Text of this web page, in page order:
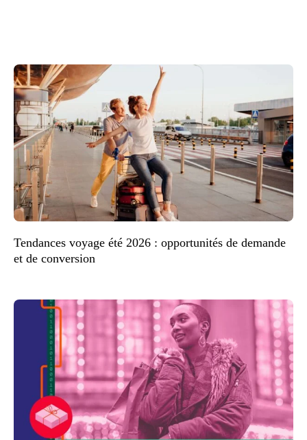
Tendances voyage été 2026 : opportunités de demande
et de conversion